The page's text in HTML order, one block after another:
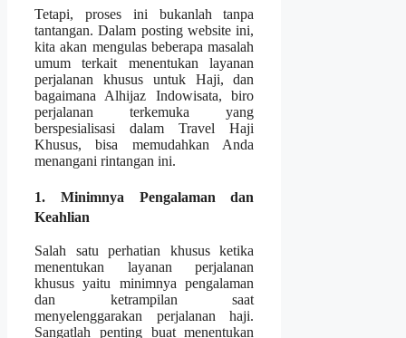
Tetapi, proses ini bukanlah tanpa
tantangan. Dalam posting website ini,
kita akan mengulas beberapa masalah
umum terkait menentukan layanan
perjalanan khusus untuk Haji, dan
bagaimana Alhijaz Indowisata, biro
perjalanan terkemuka yang
berspesialisasi dalam Travel Haji
Khusus, bisa memudahkan Anda
menangani rintangan ini.
1. Minimnya Pengalaman dan
Keahlian
Salah satu perhatian khusus ketika
menentukan layanan perjalanan
khusus yaitu minimnya pengalaman
dan ketrampilan saat
menyelenggarakan perjalanan haji.
Sangatlah penting buat menentukan